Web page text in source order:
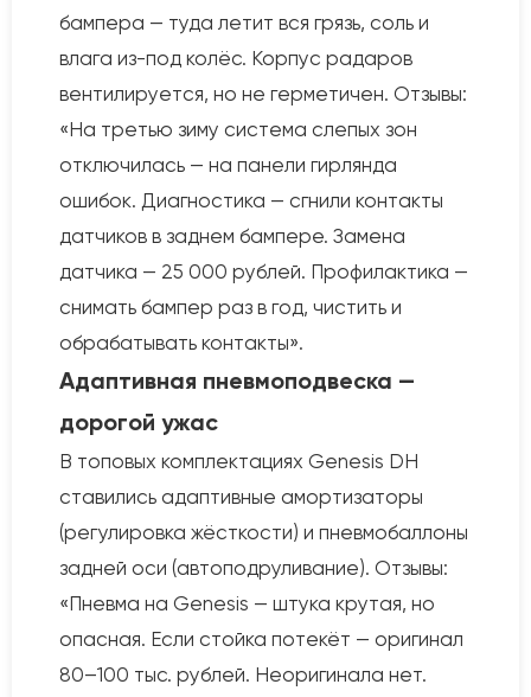
бампера — туда летит вся грязь, соль и
влага из-под колёс. Корпус радаров
вентилируется, но не герметичен. Отзывы:
«На третью зиму система слепых зон
отключилась — на панели гирлянда
ошибок. Диагностика — сгнили контакты
датчиков в заднем бампере. Замена
датчика — 25 000 рублей. Профилактика —
снимать бампер раз в год, чистить и
обрабатывать контакты».
Адаптивная пневмоподвеска —
дорогой ужас
В топовых комплектациях Genesis DH
ставились адаптивные амортизаторы
(регулировка жёсткости) и пневмобаллоны
задней оси (автоподруливание). Отзывы:
«Пневма на Genesis — штука крутая, но
опасная. Если стойка потекёт — оригинал
80–100 тыс. рублей. Неоригинала нет.